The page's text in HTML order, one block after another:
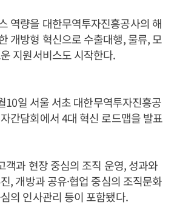
역량을 대한무역투자진흥공사의 해
개방형 혁신으로 수출대행, 물류, 모
지원서비스도 시작한다.
10일 서울 서초 대한무역투자진흥공
간담회에서 4대 혁신 로드맵을 발표
객과 현장 중심의 조직 운영, 성과와
, 개방과 공유·협업 중심의 조직문화
의 인사관리 등이 포함됐다.